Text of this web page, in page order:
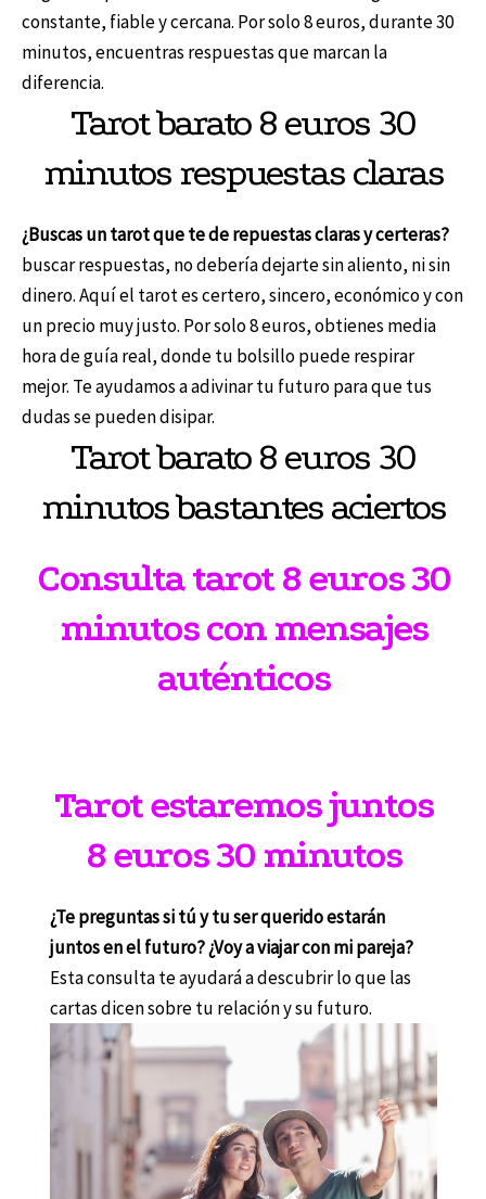
constante, fiable y cercana. Por solo 8 euros, durante 30
minutos, encuentras respuestas que marcan la
diferencia.
Tarot barato 8 euros 30
minutos respuestas claras
¿Buscas un tarot que te de repuestas claras y certeras?
buscar respuestas, no debería dejarte sin aliento, ni sin
dinero. Aquí el tarot es certero, sincero, económico y con
un precio muy justo. Por solo 8 euros, obtienes media
hora de guía real, donde tu bolsillo puede respirar
mejor. Te ayudamos a adivinar tu futuro para que tus
dudas se pueden disipar.
Tarot barato 8 euros 30
minutos bastantes aciertos
Consulta tarot 8 euros 30
minutos con mensajes
auténticos
Tarot estaremos juntos
8 euros 30 minutos
¿Te preguntas si tú y tu ser querido estarán
juntos en el futuro? ¿Voy a viajar con mi pareja?
Esta consulta te ayudará a descubrir lo que las
cartas dicen sobre tu relación y su futuro.